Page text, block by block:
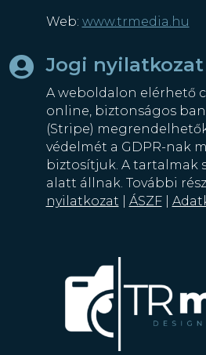
Web: www.trmedia.hu
 Jogi nyilatkozat
A weboldalon elérhető
online, biztonságos
(Stripe)
védelmét a GDPR-nak
biztosítjuk. A tartalmak
alatt állnak. További
nyilatkozat
ÁSZF|